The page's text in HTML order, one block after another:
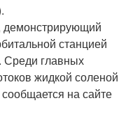
демонстрирующий
станцией
Среди главных
жидкой соленой
на сайте